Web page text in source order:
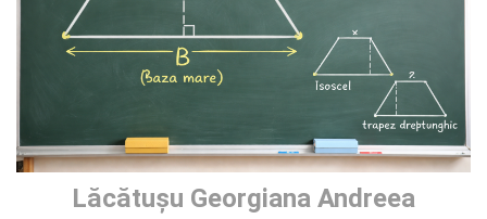
Lăcătușu Georgiana Andreea